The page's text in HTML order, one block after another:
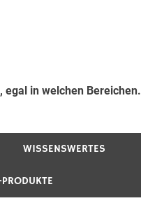
in welchen Bereichen.
WISSENSWERTES